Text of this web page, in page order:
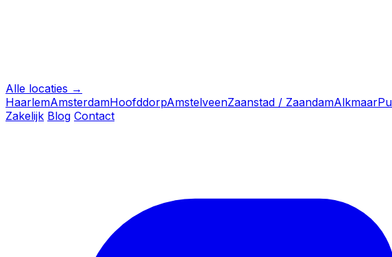
Alle locaties →
HaarlemAmsterdamHoofddorpAmstelveenZaanstad / ZaandamAlkmaar
Zakelijk Blog Contact